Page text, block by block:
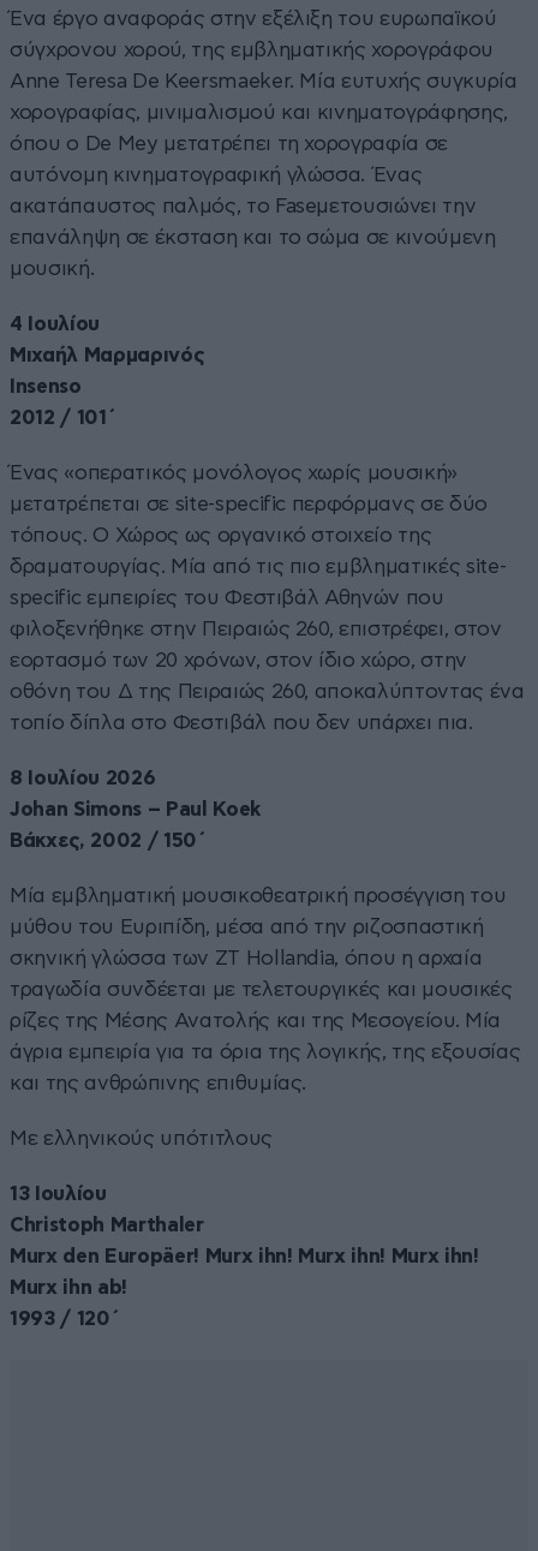
Ένα έργο αναφοράς στην εξέλιξη του ευρωπαϊκού
σύγχρονου χορού, της εμβληματικής χορογράφου
Anne Teresa De Keersmaeker. Μία ευτυχής συγκυρία
χορογραφίας, μινιμαλισμού και κινηματογράφησης,
όπου ο De Mey μετατρέπει τη χορογραφία σε
αυτόνομη κινηματογραφική γλώσσα. Ένας
ακατάπαυστος παλμός, το Faseμετουσιώνει την
επανάληψη σε έκσταση και το σώμα σε κινούμενη
μουσική.
4 Ιουλίου
Μιχαήλ Μαρμαρινός
Insenso
2012 / 101΄
Ένας «οπερατικός μονόλογος χωρίς μουσική»
μετατρέπεται σε site-specific περφόρμανς σε δύο
τόπους. Ο Χώρος ως οργανικό στοιχείο της
δραματουργίας. Μία από τις πιο εμβληματικές site-
specific εμπειρίες του Φεστιβάλ Αθηνών που
φιλοξενήθηκε στην Πειραιώς 260, επιστρέφει, στον
εορτασμό των 20 χρόνων, στον ίδιο χώρο, στην
οθόνη του Δ της Πειραιώς 260, αποκαλύπτοντας ένα
τοπίο δίπλα στο Φεστιβάλ που δεν υπάρχει πια.
8 Ιουλίου 2026
Johan Simons – Paul Koek
Βάκχες, 2002 / 150΄
Μία εμβληματική μουσικοθεατρική προσέγγιση του
μύθου του Ευριπίδη, μέσα από την ριζοσπαστική
σκηνική γλώσσα των ZT Hollandia, όπου η αρχαία
τραγωδία συνδέεται με τελετουργικές και μουσικές
ρίζες της Μέσης Ανατολής και της Μεσογείου. Μία
άγρια εμπειρία για τα όρια της λογικής, της εξουσίας
και της ανθρώπινης επιθυμίας.
Με ελληνικούς υπότιτλους
13 Ιουλίου
Christoph Marthaler
Murx den Europäer! Murx ihn! Murx ihn! Murx ihn!
Murx ihn ab!
1993 / 120΄